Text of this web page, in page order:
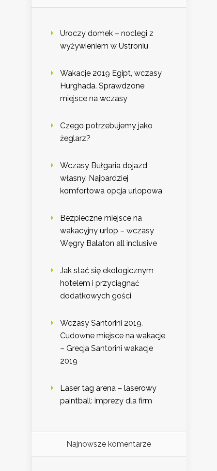
Uroczy domek – noclegi z
wyżywieniem w Ustroniu
Wakacje 2019 Egipt, wczasy
Hurghada. Sprawdzone
miejsce na wczasy
Czego potrzebujemy jako
żeglarz?
Wczasy Bułgaria dojazd
własny. Najbardziej
komfortowa opcja urlopowa
Bezpieczne miejsce na
wakacyjny urlop – wczasy
Węgry Balaton all inclusive
Jak stać się ekologicznym
hotelem i przyciągnąć
dodatkowych gości
Wczasy Santorini 2019.
Cudowne miejsce na wakacje
– Grecja Santorini wakacje
2019
Laser tag arena – laserowy
paintball: imprezy dla firm
Najnowsze komentarze